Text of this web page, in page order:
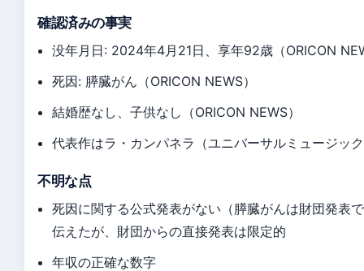
確認済みの事実
没年月日: 2024年4月21日、享年92歳（ORICON
死因: 膵臓がん（ORICON NEWS）
結婚歴なし、子供なし（ORICON NEWS）
代表作はラ・カンパネラ（ユニバーサルミュージッ
不明な点
死因に関する公式発表がない（膵臓がんは財団発表
伝えたが、財団からの直接発表は限定的
年収の正確な数字